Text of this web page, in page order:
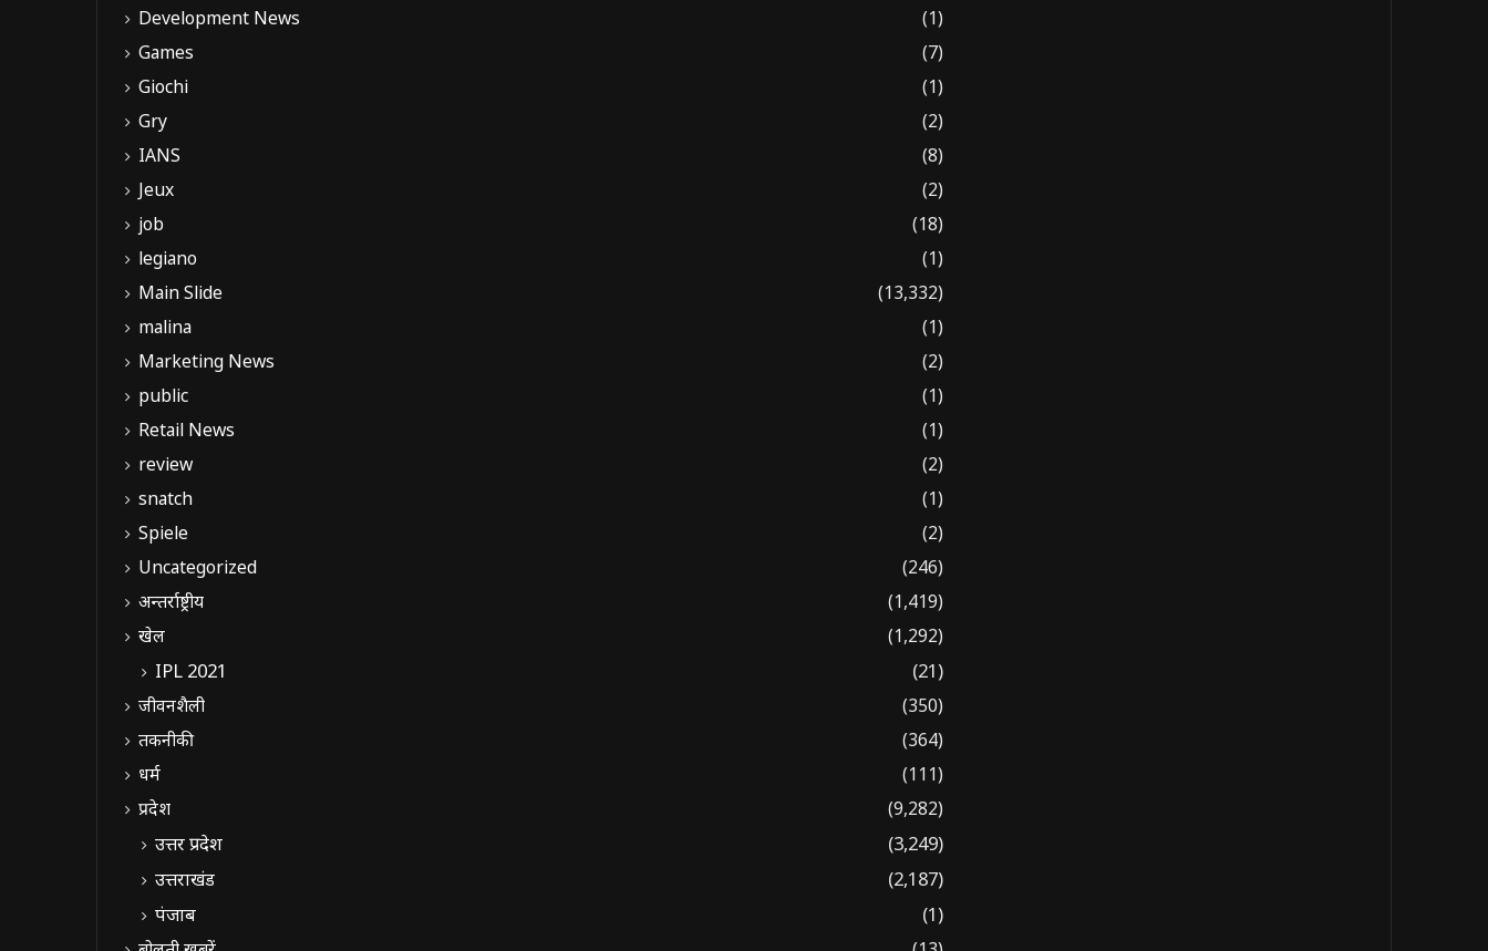
Development News
(1)
Games
(7)
Giochi
(1)
Gry
(2)
IANS
(8)
Jeux
(2)
job
(18)
legiano
(1)
Main Slide
(13,332)
malina
(1)
Marketing News
(2)
public
(1)
Retail News
(1)
review
(2)
snatch
(1)
Spiele
(2)
Uncategorized
(246)
अन्तर्राष्ट्रीय
(1,419)
खेल
(1,292)
IPL 2021 (21)
जीवनशैली
(350)
तकनीकी
(364)
धर्म
(111)
प्रदेश
(9,282)
उत्तर प्रदेश
(3,249)
उत्तराखंड
(2,187)
पंजाब
(1)